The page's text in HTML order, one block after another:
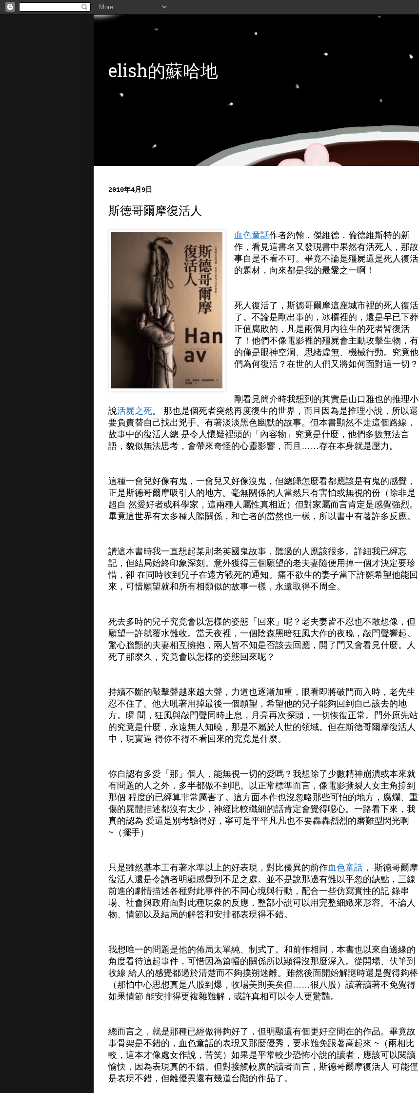
elish的蘇哈地
2010年4月9日
斯德哥爾摩復活人
血色童話作者約翰．傑維德．倫德維斯特的新
作，看見這書名又發現書中果然有活死人，那故
事自是不看不可。畢竟不論是殭屍還是死人復活
的題材，向來都是我的最愛之一啊！
死人復活了，斯德哥爾摩這座城市裡的死人復活
了。不論是剛出事的，冰櫃裡的，還是早已下葬
正值腐敗的，凡是兩個月內往生的死者皆復活
了！他們不像電影裡的殭屍會主動攻擊生物，有
的僅是眼神空洞、思緒虛無、機械行動。究竟他
們為何復活？在世的人們又將如何面對這一切？
剛看見簡介時我想到的其實是山口雅也的推理小
說活屍之死。 那也是個死者突然再度復生的世界，而且因為是推理小說，所以還
要負責替自己找出兇手、有著淡淡黑色幽默的故事。但本書顯然不走這個路線，
故事中的復活人總 是令人懷疑裡頭的「內容物」究竟是什麼，他們多數無法言
語，貌似無法思考，會帶來奇怪的心靈影響，而且……存在本身就是壓力。
這種一會兒好像有鬼，一會兒又好像沒鬼，但總歸怎麼看都應該是有鬼的感覺，
正是斯德哥爾摩吸引人的地方。毫無關係的人當然只有害怕或無視的份（除非是
超自 然愛好者或科學家，這兩種人屬性真相近）但對家屬而言肯定是感覺強烈。
畢竟這世界有太多種人際關係，和亡者的當然也一樣，所以書中有著許多反應。
讀這本書時我一直想起某則老英國鬼故事，聽過的人應該很多。詳細我已經忘
記，但結局始終印象深刻。意外獲得三個願望的老夫妻隨便用掉一個才決定要珍
惜，卻 在同時收到兒子在遠方戰死的通知。痛不欲生的妻子當下許願希望他能回
來，可惜願望就和所有相類似的故事一樣，永遠取得不周全。
死去多時的兒子究竟會以怎樣的姿態「回來」呢？老夫妻皆不忍也不敢想像，但
願望一許就覆水難收。當天夜裡，一個陰森黑暗狂風大作的夜晚，敲門聲響起。
驚心膽顫的夫妻相互擁抱，兩人皆不知是否該去回應，開了門又會看見什麼。人
死了那麼久，究竟會以怎樣的姿態回來呢？
持續不斷的敲擊聲越來越大聲，力道也逐漸加重，眼看即將破門而入時，老先生
忍不住了。他大吼著用掉最後一個願望，希望他的兒子能夠回到自己該去的地
方。瞬 間，狂風與敲門聲同時止息，月亮再次探頭，一切恢復正常。門外原先站
的究竟是什麼，永遠無人知曉，那是不屬於人世的領域。但在斯德哥爾摩復活人
中，現實逼 得你不得不看回來的究竟是什麼。
你自認有多愛「那」個人，能無視一切的愛嗎？我想除了少數精神崩潰或本來就
有問題的人之外，多半都做不到吧。以正常標準而言，像電影撕裂人女主角撐到
那個 程度的已經算非常厲害了。這方面本作也沒忽略那些可怕的地方，腐爛、重
傷的屍體描述都沒有太少，神經比較纖細的話肯定會覺得噁心。一路看下來，我
真的認為 愛還是別考驗得好，寧可是平平凡凡也不要轟轟烈烈的磨難型閃光啊
~（擺手）
只是雖然基本工有著水準以上的好表現，對比優異的前作血色童話 ， 斯德哥爾摩
復活人還是令讀者明顯感覺到不足之處。並不是說那邊有難以乎忽的缺點，三線
前進的劇情描述各種對此事件的不同心境與行動，配合一些仿寫實性的記 錄串
場、社會與政府面對此種現象的反應，整部小說可以用完整細緻來形容。不論人
物、情節以及結局的解答和安排都表現得不錯。
我想唯一的問題是他的佈局太單純、制式了。和前作相同，本書也以來自邊緣的
角度看待這起事件，可惜因為篇幅的關係所以顯得沒那麼深入。從開場、伏筆到
收線 給人的感覺都過於清楚而不夠撲朔迷離。雖然後面開始解謎時還是覺得夠棒
（那怕中心思想真是八股到爆，收場美則美矣但……很八股）讀著讀著不免覺得
如果情節 能安排得更複雜難解，或許真相可以令人更驚豔。
總而言之，就是那種已經做得夠好了，但明顯還有個更好空間在的作品。畢竟故
事骨架是不錯的，血色童話的表現又那麼優秀，要求難免跟著高起來 ~（兩相比
較，這本才像處女作說，苦笑）如果是平常較少恐怖小說的讀者，應該可以閱讀
愉快，因為表現真的不錯。但對接觸較廣的讀者而言，斯德哥爾摩復活人 可能僅
是表現不錯，但離優異還有幾道台階的作品了。